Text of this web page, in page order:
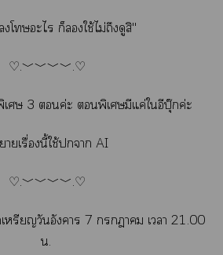
โะไ ก็ใช้ไม่ถึงดูสิ"
♡.﹀﹀﹀﹀.♡
ศษ 3 ค่ะ พิเศษมีแค่ใอีบุ๊กค่ะ
ายเรื่องนี้ใช้า AI
♡.﹀﹀﹀﹀.♡
หรียญวันอังคาร 7 า เา 21.00
น.